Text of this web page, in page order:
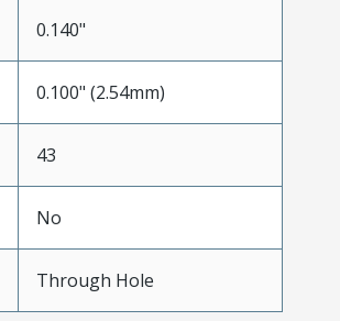
0.140"
0.100" (2.54mm)
43
No
Through Hole